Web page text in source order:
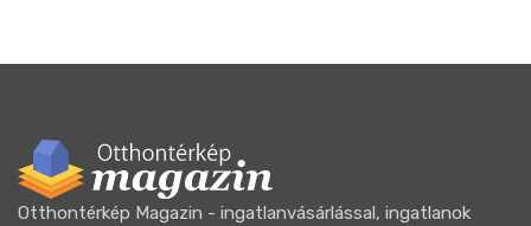
Otthontérkép Magazin - ingatlanvásárlással, ingatlanok